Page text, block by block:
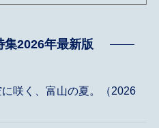
集2026年最新版
に咲く、富山の夏。（2026